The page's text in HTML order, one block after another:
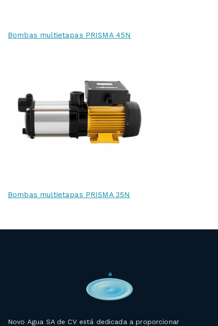
Bombas multietapas PRISMA 45N
Bombas multietapas PRISMA 35N
Novo Agua SA de CV está dedicada a proporcionar